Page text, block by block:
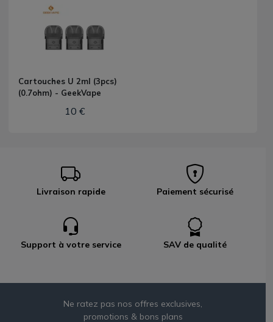
Cartouches U 2ml (3pcs)
(0.7ohm) - GeekVape
10 €
Livraison rapide Paiement sécurisé
Support à votre service SAV de qualité
Ne ratez pas nos offres exclusives,
promotions & bons plans